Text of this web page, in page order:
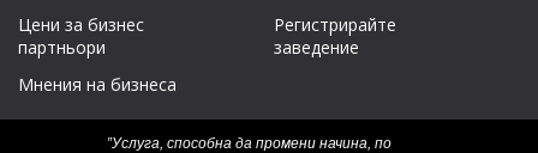
Цени за бизнес
партньори
Регистрирайте
заведение
Мнения на бизнеса
‟Услуга, способна да промени начина, по